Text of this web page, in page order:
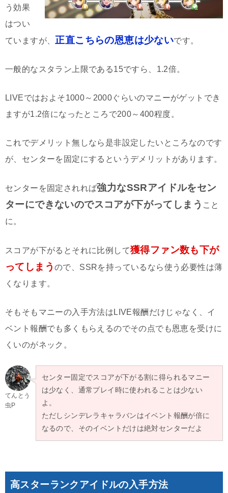
う効果
はつい
ていますが、 正直こちらの恩恵は少ないです。
一般的なスタラン上限である15ですら、1.2倍。
LIVEではおよそ1000～2000ぐらいのマニーがゲットでき
ますが1.2倍になったところで200～400程度。
これでデメリット無しなら是非設定したいところなのです
が、センターを固定にするというデメリットがあります。
センターを固定されれば強力なSSRアイドルをセン
ターにできないのでスコアが下がってしまう こと
に。
スコアが下がるとそれに比例して獲得ファン数も下が
ってしまう ので、SSRを持っているなら使う必要性は薄
くなります。
そもそもマニーの入手方法はLIVE報酬だけじゃなく、イ
ベント報酬でも多くもらえるのでその点でも恩恵を受けに
くいのがネック。
てんとう
虫P
センター固定でスコアが下がる割に得られるマニー
は少なく、通常プレイ時に使われることは少ない
よ。
ただしシンデレラキャラバンはイベント報酬が倍に
なるので、そのイベントだけは絶対センターだよ
高スターランクアイドルの入手方法